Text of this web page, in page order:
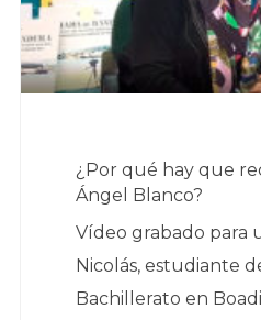
¿Por qué hay que
Ángel Blanco?
Vídeo grabado para
Nicolás, estudiante
Bachillerato en